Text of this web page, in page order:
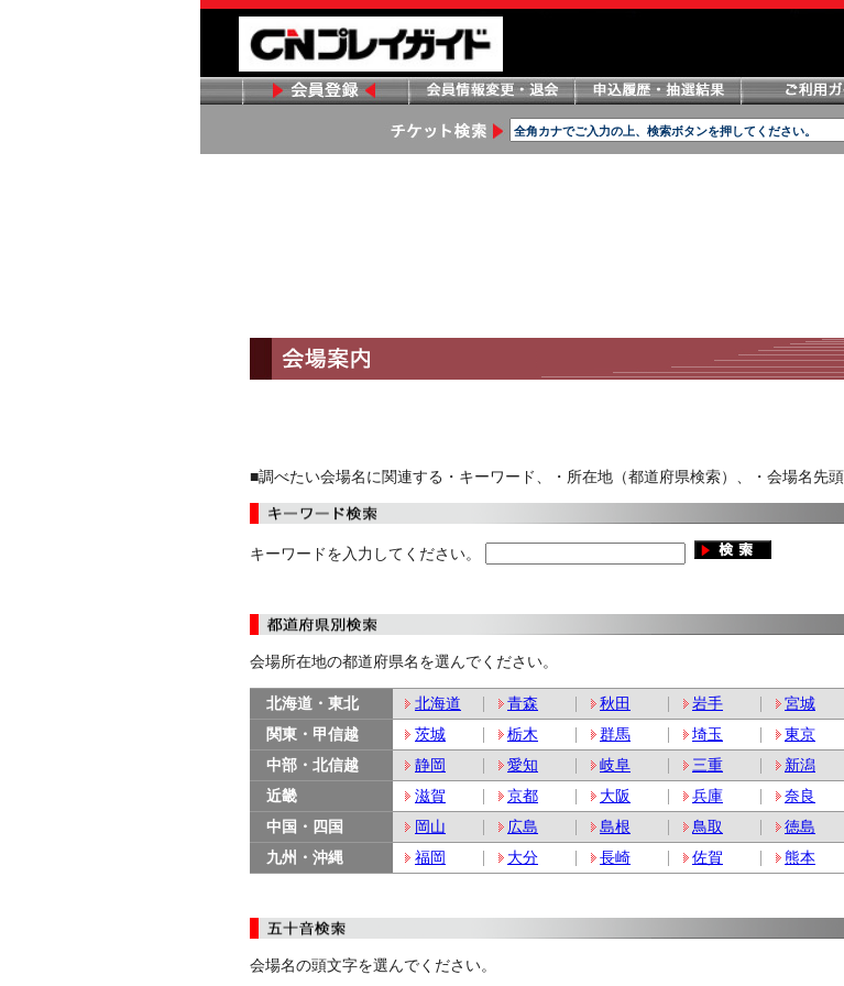
■調べたい会場名に関連する・キーワード、・所在地（都道府県検索）、・会場名先
キーワードを入力してください。
会場所在地の都道府県名を選んでください。
北海道・東北 北海道 青森 秋田 岩手 宮城
関東・甲信越
茨城 栃木 群馬 埼玉 東京
中部・北信越
静岡 愛知 岐阜 三重 新潟
近畿
滋賀 京都 大阪 兵庫 奈良
中国・四国
岡山 広島 島根 鳥取 徳島
九州・沖縄
福岡 大分 長崎 佐賀 熊本
会場名の頭文字を選んでください。